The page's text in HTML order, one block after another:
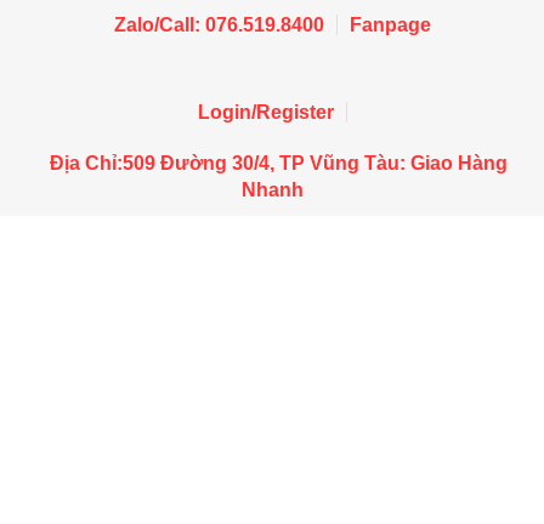
Zalo/Call: 076.519.8400 Fanpage
Login/Register
Địa Chỉ:509 Đường 30/4, TP Vũng Tàu: Giao Hàng
Nhanh